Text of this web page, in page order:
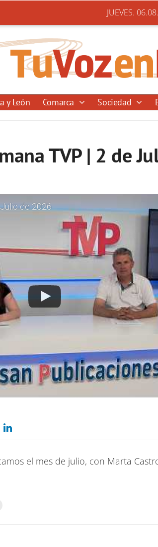
JUEVES.
y León Comarca Sociedad
TVP | 2 de
de 2026
el mes de julio, con Marta